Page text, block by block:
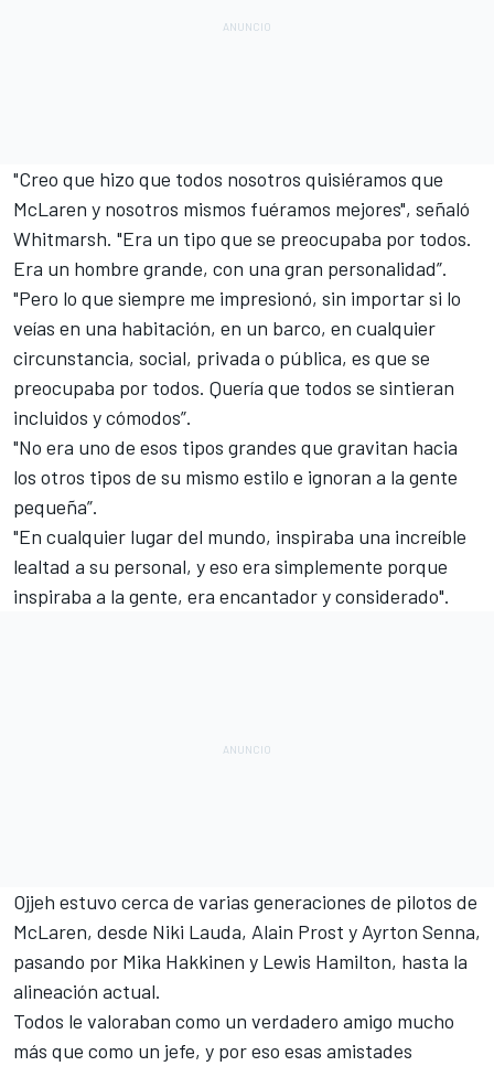
"Creo que hizo que todos nosotros quisiéramos que
McLaren y nosotros mismos fuéramos mejores", señaló
Whitmarsh. "Era un tipo que se preocupaba por todos.
Era un hombre grande, con una gran personalidad”.
"Pero lo que siempre me impresionó, sin importar si lo
veías en una habitación, en un barco, en cualquier
circunstancia, social, privada o pública, es que se
preocupaba por todos. Quería que todos se sintieran
incluidos y cómodos”.
"No era uno de esos tipos grandes que gravitan hacia
los otros tipos de su mismo estilo e ignoran a la gente
pequeña”.
"En cualquier lugar del mundo, inspiraba una increíble
lealtad a su personal, y eso era simplemente porque
inspiraba a la gente, era encantador y considerado".
Ojjeh estuvo cerca de varias generaciones de pilotos de
McLaren, desde Niki Lauda, Alain Prost y Ayrton Senna,
pasando por Mika Hakkinen y Lewis Hamilton, hasta la
alineación actual.
Todos le valoraban como un verdadero amigo mucho
más que como un jefe, y por eso esas amistades